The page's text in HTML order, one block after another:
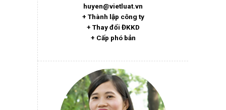
huyen@vietluat.vn
+ Thành lập công ty
+ Thay đổi ĐKKD
+ Cấp phó bản